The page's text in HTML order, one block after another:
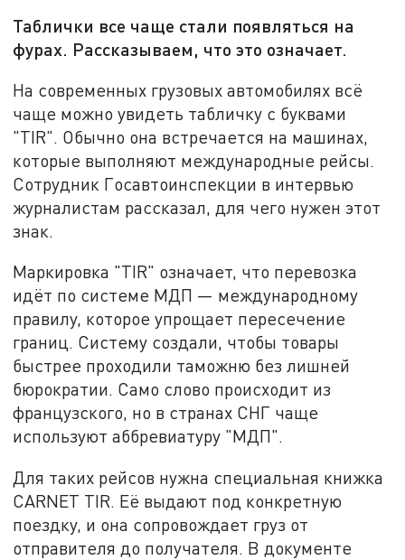
Таблички все чаще стали появляться на
фурах. Рассказываем, что это означает.
На современных грузовых автомобилях всё
чаще можно увидеть табличку с буквами
"TIR". Обычно она встречается на машинах,
которые выполняют международные рейсы.
Сотрудник Госавтоинспекции в интервью
журналистам рассказал, для чего нужен этот
знак.
Маркировка "TIR" означает, что перевозка
идёт по системе МДП — международному
правилу, которое упрощает пересечение
границ. Систему создали, чтобы товары
быстрее проходили таможню без лишней
бюрократии. Само слово происходит из
французского, но в странах СНГ чаще
используют аббревиатуру "МДП".
Для таких рейсов нужна специальная книжка
CARNET TIR. Её выдают под конкретную
поездку, и она сопровождает груз от
отправителя до получателя. В документе